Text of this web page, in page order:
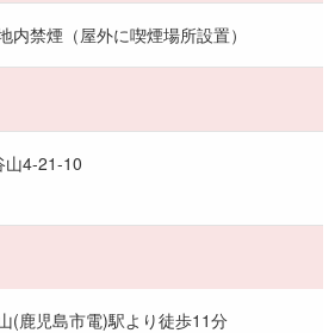
禁煙（屋外に喫煙場所設置）
山4-21-10
(鹿児島市電)駅より徒歩11分